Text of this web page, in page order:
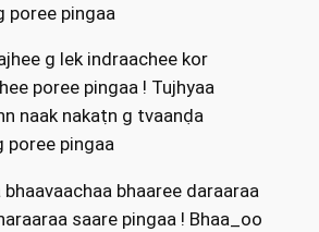
poree pingaa
g lek indraachee kor
poree pingaa ! Tujhyaa
naak nakaṭn g tvaanḍa
poree pingaa
bhaavaachaa bhaaree daraaraa
saare pingaa ! Bhaa_oo